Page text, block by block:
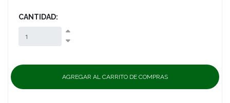
CANTIDAD: